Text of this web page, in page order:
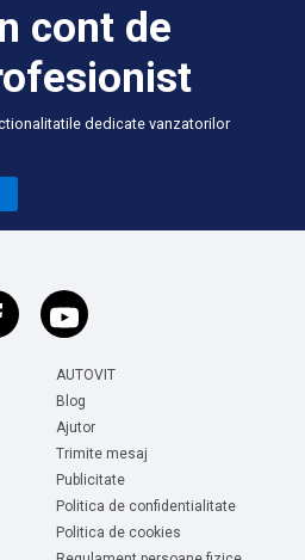
cont de
dedicate vanzatorilor
AUTOVIT
Blog
Ajutor
Trimite mesaj
Publicitate
Politica de confidentialitate
Politica de cookies